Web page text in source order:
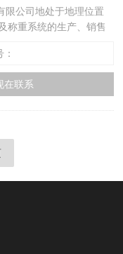
限公司地处于地理位置
称重系统的生产、销售
在联系